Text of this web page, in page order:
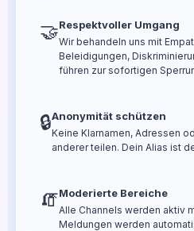
🤝Respektvoller Umgang
Wir behandeln uns mit
Beleidigungen,
führen zur sofortigen
🔒Anonymität schützen
Keine Klarnamen, Adressen
anderer teilen. Dein Alias ist
🧯Moderierte Bereiche
Alle Channels werden aktiv
Meldungen werden